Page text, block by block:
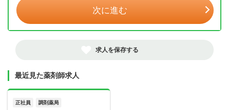
次に進む
求人を保存する
最近見た薬剤師求人
正社員 調剤薬局